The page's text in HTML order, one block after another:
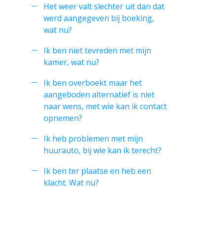
Het weer valt slechter uit dan dat
werd aangegeven bij boeking,
wat nu?
Ik ben niet tevreden met mijn
kamer, wat nu?
Ik ben overboekt maar het
aangeboden alternatief is niet
naar wens, met wie kan ik contact
opnemen?
Ik heb problemen met mijn
huurauto, bij wie kan ik terecht?
Ik ben ter plaatse en heb een
klacht. Wat nu?